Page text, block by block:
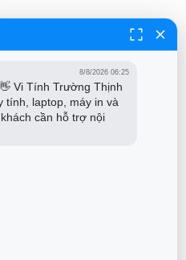
tphcm
8/8/2026 06:25
Vi Tính Trường Thịnh
tính, laptop, máy in và
cần hỗ trợ nội